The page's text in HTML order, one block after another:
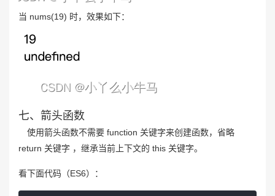
当 nums(19) 时，效果如下：
七、箭头函数
使用箭头函数不需要 function 关键字来创建函数，省略
return 关键字 ，继承当前上下文的 this 关键字。
看下面代码（ES6）：